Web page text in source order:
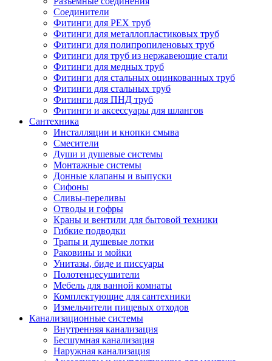
Соединители
Фитинги для PEX труб
Фитинги для металлопластиковых труб
Фитинги для полипропиленовых труб
Фитинги для труб из нержавеющие стали
Фитинги для медных труб
Фитинги для стальных оцинкованных труб
Фитинги для стальных труб
Фитинги для ПНД труб
Фитинги и аксессуары для шлангов
Сантехника
Инсталляции и кнопки смыва
Смесители
Души и душевые системы
Монтажные системы
Донные клапаны и выпуски
Сифоны
Сливы-переливы
Отводы и гофры
Краны и вентили для бытовой техники
Гибкие подводки
Трапы и душевые лотки
Раковины и мойки
Унитазы, биде и писсуары
Полотенцесушители
Мебель для ванной комнаты
Комплектующие для сантехники
Измельчители пищевых отходов
Канализационные системы
Внутренняя канализация
Бесшумная канализация
Наружная канализация